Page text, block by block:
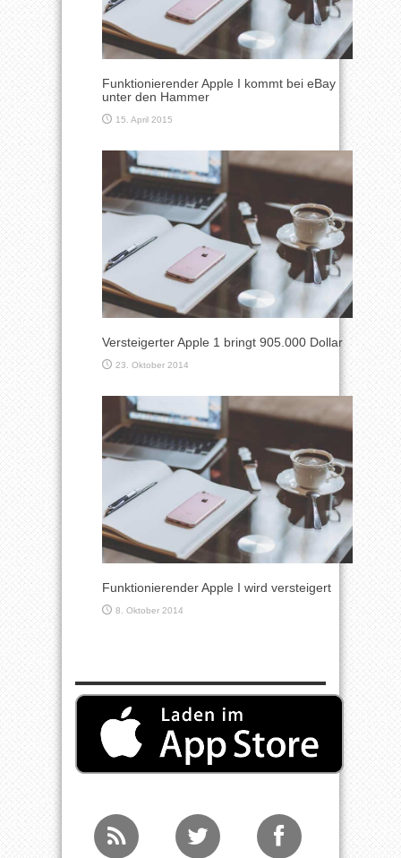
Funktionierender Apple I kommt bei eBay
unter den Hammer
15. April 2015
Versteigerter Apple 1 bringt 905.000 Dollar
23. Oktober 2014
Funktionierender Apple I wird versteigert
8. Oktober 2014